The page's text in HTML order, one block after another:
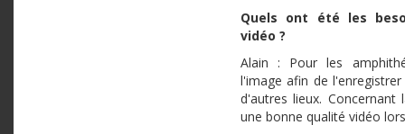
Quels ont été les
vidéo ?
Alain : Pour les
l'image afin de
d'autres lieux.
une bonne qualité vidéo